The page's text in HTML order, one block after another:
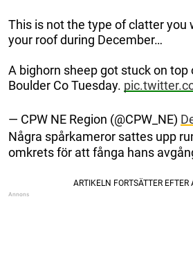
This is not the type of clatter you
your roof during December…
A bighorn sheep got stuck on top
Boulder Co Tuesday.
— CPW NE Region (@CPW_NE)
Några spårkameror sattes upp
omkrets för att fånga hans